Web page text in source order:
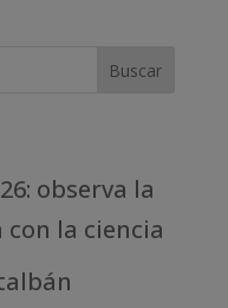
observa la
la ciencia